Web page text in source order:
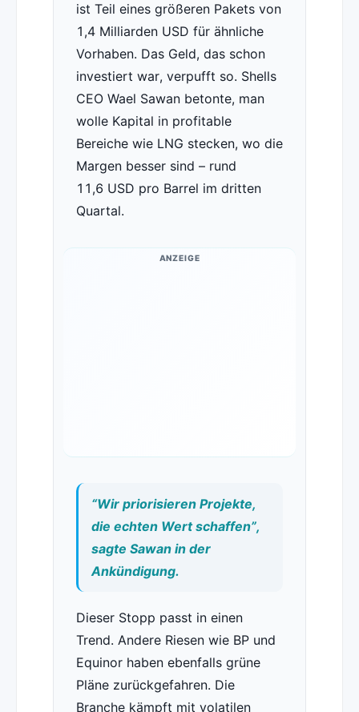
ist Teil eines größeren Pakets von
1,4 Milliarden USD für ähnliche
Vorhaben. Das Geld, das schon
investiert war, verpufft so. Shells
CEO Wael Sawan betonte, man
wolle Kapital in profitable
Bereiche wie LNG stecken, wo die
Margen besser sind – rund
11,6 USD pro Barrel im dritten
Quartal.
ANZEIGE
“Wir priorisieren Projekte,
die echten Wert schaffen”,
sagte Sawan in der
Ankündigung.
Dieser Stopp passt in einen
Trend. Andere Riesen wie BP und
Equinor haben ebenfalls grüne
Pläne zurückgefahren. Die
Branche kämpft mit volatilen